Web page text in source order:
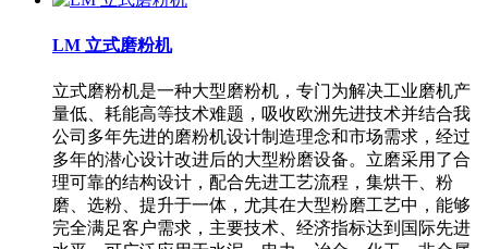
LM 立式磨粉机
立式磨粉机是一种大型磨粉机，专门为解决工业磨机产
量低、耗能高等技术难题，吸收欧洲先进技术并结合我
公司多年先进的磨粉机设计制造理念和市场需求，经过
多年的潜心设计改进后的大型粉磨设备。立磨采用了合
理可靠的结构设计，配合先进工艺流程，集烘干、粉
磨、选粉、提升于一体，尤其在大型粉磨工艺中，能够
完全满足客户需求，主要技术、经济指标达到国际先进